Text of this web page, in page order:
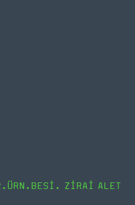
ZİRAİ ALET